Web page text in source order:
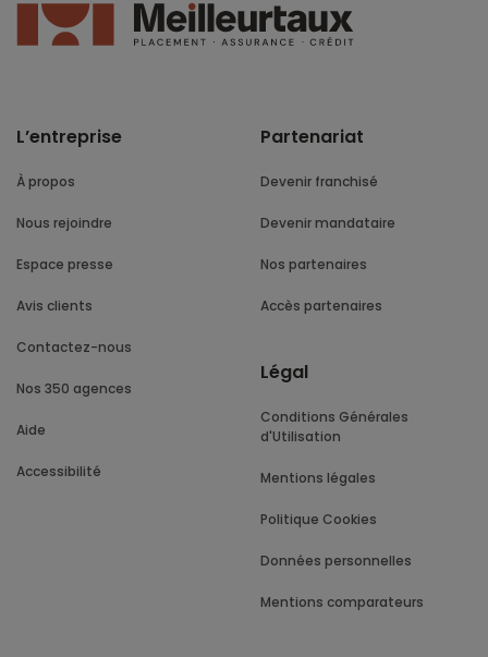
L’entreprise
À propos
Nous rejoindre
Espace presse
Avis clients
Contactez-nous
Nos 350 agences
Aide
Accessibilité
Partenariat
Devenir franchisé
Devenir mandataire
Nos partenaires
Accès partenaires
Légal
Conditions Générales
d'Utilisation
Mentions légales
Politique Cookies
Données personnelles
Mentions comparateurs